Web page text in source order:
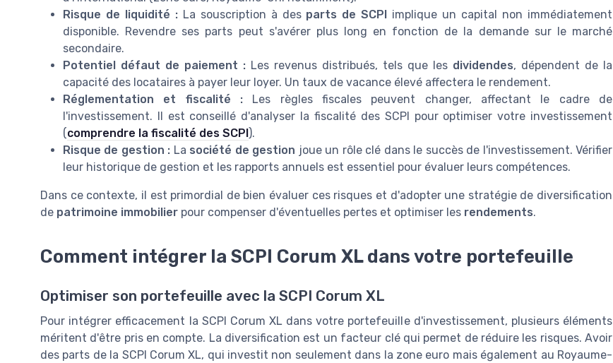
Risque de liquidité :La souscription à des parts de SCPI implique un capital non immédiatement
disponible. Revendre ses parts peut s'avérer plus long en fonction de la demande sur le marché
secondaire.
Potentiel défaut de paiement : Les revenus distribués, tels que les dividendes, dépendent de la
capacité des locataires à payer leur loyer. Un taux de vacance élevé affectera le rendement.
Réglementation et fiscalité : Les règles fiscales peuvent changer, affectant le cadre de
l'investissement. Il est conseillé d'analyser la fiscalité des SCPI pour optimiser votre investissement
(comprendre la fiscalité des SCPI).
Risque de gestion : La société de gestion joue un rôle clé dans le succès de l'investissement. Vérifier
leur historique de gestion et les rapports annuels est essentiel pour évaluer leurs compétences.
Dans ce contexte, il est primordial de bien évaluer ces risques et d'adopter une stratégie de diversification
de patrimoine immobilier pour compenser d'éventuelles pertes et optimiser les rendements.
Comment intégrer la SCPI Corum XL dans votre portefeuille
Optimiser son portefeuille avec la SCPI Corum XL
Pour intégrer efficacement la SCPI Corum XL dans votre portefeuille d'investissement, plusieurs éléments
méritent d'être pris en compte. La diversification est un facteur clé qui permet de réduire les risques. Avoir
des parts de la SCPI Corum XL, qui investit non seulement dans la zone euro mais également au Royaume-